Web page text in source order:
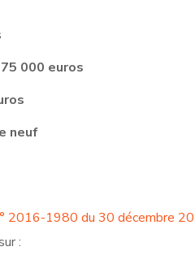
000 euros
neuf
2016-1980 du 30 décembre
: